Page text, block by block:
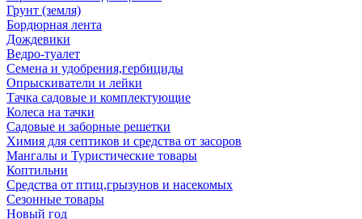
Грунт (земля)
Бордюрная лента
Дождевики
Ведро-туалет
Семена и удобрения,гербициды
Опрыскиватели и лейки
Тачка садовые и комплектующие
Колеса на тачки
Садовые и заборные решетки
Химия для септиков и средства от засоров
Мангалы и Туристические товары
Коптильни
Средства от птиц,грызунов и насекомых
Сезонные товары
Новый год